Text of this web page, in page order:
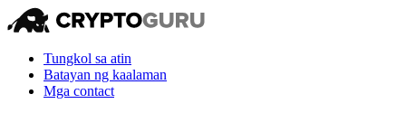
Tungkol sa atin
Batayan ng kaalaman
Mga contact